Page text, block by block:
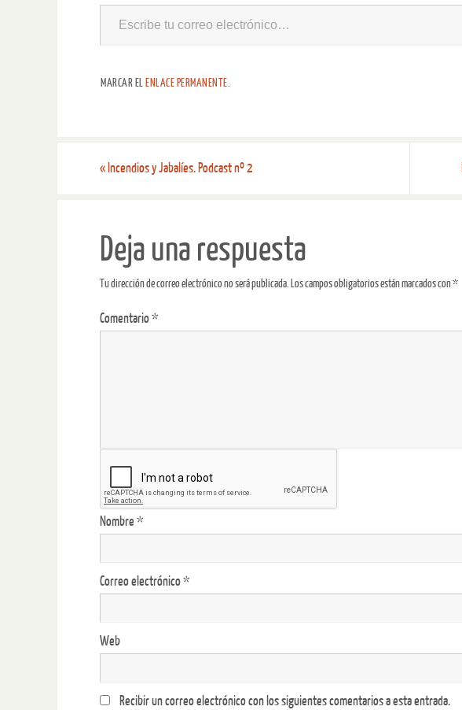
MARCAR EL ENLACE PERMANENTE
« Incendios y Jabalíes. Podcast nº 2
Deja una respuesta
Tu dirección de correo electrónico no será publicada. Los campos obligatorios están marcados con*
Comentario*
Nombre *
Correo electrónico*
Web
Recibir un correo electrónico con los siguientes comentarios a esta entrada.